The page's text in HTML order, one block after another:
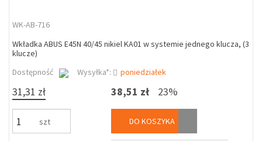
WK-AB-716
Wkładka ABUS E45N 40/45 nikiel KA01 w systemie jednego klucza, (3
klucze)
Dostępność
Wysyłka*: poniedziałek
31,31 zł
szt
38,51 zł 23%
DO KOSZYKA